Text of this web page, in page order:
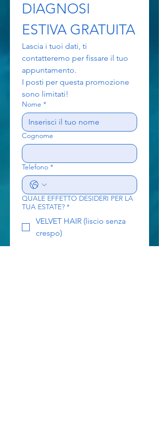
DIAGNOSI
ESTIVA GRATUITA
Lascia i tuoi dati, ti
contatteremo per fissare il tuo
I posti per questa promozione
sono limitati!
Nome *
Cognome
Telefono *
QUALE EFFETTO DESIDERI PER LA
TUA ESTATE? *
VELVET HAIR (liscio senza
crespo)